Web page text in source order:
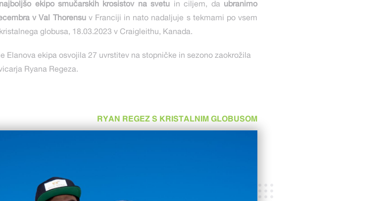
ekipo smučarskih krosistov na svetu in ciljem, da ubranimo
v Val Thorensuv Franciji in nato nadaljuje s tekmami po vsem
globusa, 18.03.2023 v Craigleithu, Kanada.
Elanova ekipa osvojila 27 uvrstitev na stopničke in sezono zaokrožila
Ryana Regeza.
RYAN REGEZ S KRISTALNIM GLOBUSOM